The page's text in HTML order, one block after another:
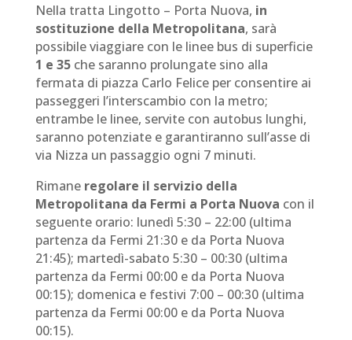
Nella tratta Lingotto – Porta Nuova, in
sostituzione della Metropolitana, sarà
possibile viaggiare con le linee bus di superficie
1 e 35che saranno prolungate sino alla
fermata di piazza Carlo Felice per consentire ai
passeggeri l’interscambio con la metro;
entrambe le linee, servite con autobus lunghi,
saranno potenziate e garantiranno sull’asse di
via Nizza un passaggio ogni 7 minuti.
Rimane regolare il servizio della
Metropolitana da Fermi a Porta Nuova con il
seguente orario: lunedì 5:30 – 22:00 (ultima
partenza da Fermi 21:30 e da Porta Nuova
21:45); martedì-sabato 5:30 – 00:30 (ultima
partenza da Fermi 00:00 e da Porta Nuova
00:15); domenica e festivi 7:00 – 00:30 (ultima
partenza da Fermi 00:00 e da Porta Nuova
00:15).